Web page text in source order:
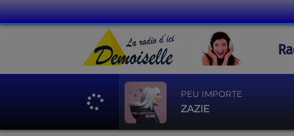
PEU IMPORTE
ZAZIE